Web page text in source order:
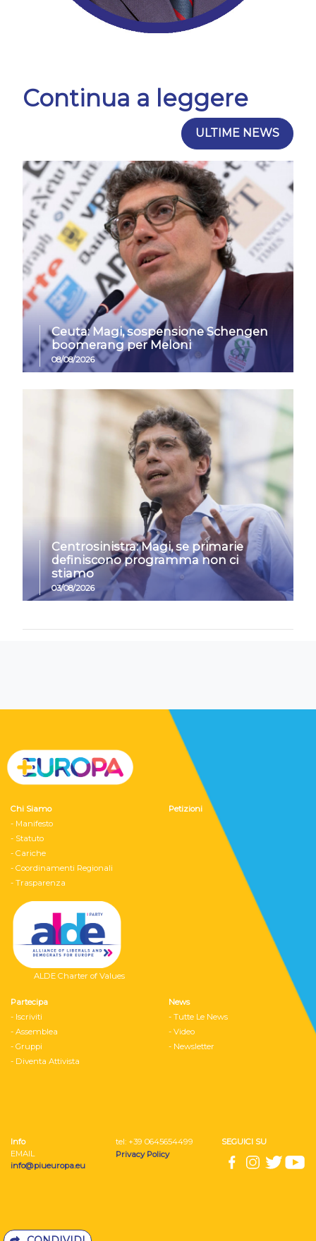
Continua a leggere
ULTIME NEWS
Ceuta: Magi, sospensione Schengen
boomerang per Meloni
08/08/2026
Centrosinistra: Magi, se primarie
definiscono programma non ci
stiamo
03/08/2026
Chi Siamo
- Manifesto
- Statuto
- Cariche
- Coordinamenti Regionali
- Trasparenza
ALDE Charter of Values
Petizioni
Partecipa
- Iscriviti
- Assemblea
- Gruppi
- Diventa Attivista
News
- Tutte Le News
- Video
- Newsletter
Info
EMAIL
info@piueuropa.eu
tel: ‭+39 0645654499
Privacy Policy
SEGUICI SU